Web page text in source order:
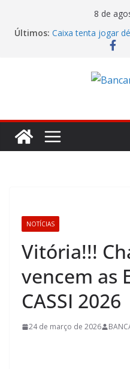
8 de
Últimos: Caixa tenta jogar
dos empregados e
7,05 bilhões no
Itaú atende
de R$ 275 milhões
Banco do Brasil
condiciona avanços
NOTÍCIAS
Vitória!!!
vencem as
CASSI 2026
24 de março de 2026